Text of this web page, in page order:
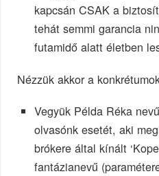
kapcsán CSAK a
tehát semmi garancia
futamidő alatt életben
Nézzük akkor a
Vegyük Példa Réka
olvasónk esetét, aki
brókere által kínált
fantázianevű